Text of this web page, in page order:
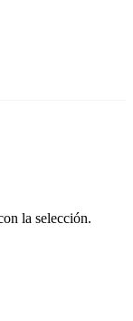
la selección.